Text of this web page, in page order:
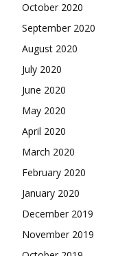
October 2020
September 2020
August 2020
July 2020
June 2020
May 2020
April 2020
March 2020
February 2020
January 2020
December 2019
November 2019